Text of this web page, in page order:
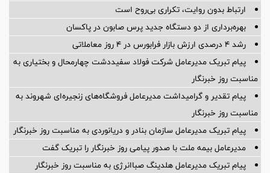
ارتباط بدون روایت، تکراری بی‌روح است
بهره‌برداری از دو دستگاه جدید پرس صابون در پاكسان
رشد ۴ درصدی ارزش بازار فرابورس در ۴ روز معاملاتی
پیام تبریک مدیرعامل شرکت فولاد سفیددشت چهارمحال و بختیاری به
مناسبت روز خبرنگار
پیام تقدیر و گرامیداشت مدیرعامل فروشگاه‌های زنجیره‌ای شهروند به
مناسبت روز خبرنگار
پیام تبریک مدیرعامل سازمان بنادر و دریانوردی به مناسبت روز خبرنگار
مدیرعامل بیمه ملت با صدور پیامی روز خبرنگار را تبریک گفت
پیام تبریک مدیرعامل هلدینگ صباانرژی به مناسبت روز خبرنگار